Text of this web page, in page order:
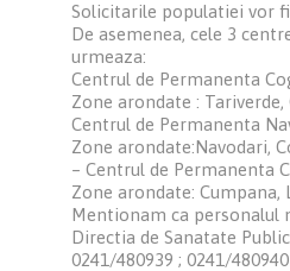
Solicitarile populatiei vor
De asemenea, cele 3
urmeaza:
Centrul de Permanenta
Zone arondate : Tariverde,
Centrul de Permanenta
Zone arondate:Navodari,
– Centrul de Permanenta
Zone arondate: Cumpana,
Mentionam ca personalul
Directia de Sanatate
0241/480939 ; 0241/